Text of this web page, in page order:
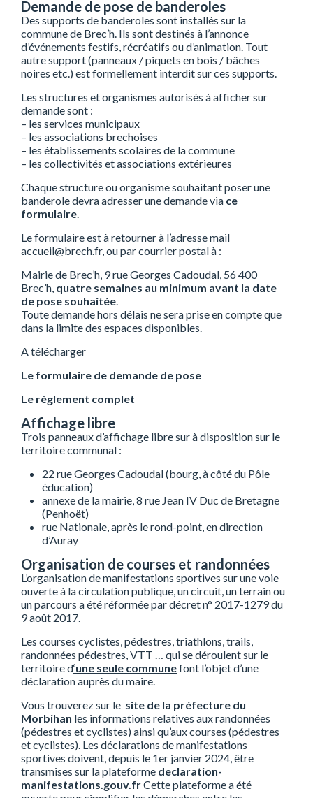
Demande de pose de banderoles
Des supports de banderoles sont installés sur la
commune de Brec’h. Ils sont destinés à l’annonce
d’événements festifs, récréatifs ou d’animation. Tout
autre support (panneaux / piquets en bois / bâches
noires etc.) est formellement interdit sur ces supports.
Les structures et organismes autorisés à afficher sur
demande sont :
– les services municipaux
– les associations brechoises
– les établissements scolaires de la commune
– les collectivités et associations extérieures
Chaque structure ou organisme souhaitant poser une
banderole devra adresser une demande via ce
formulaire.
Le formulaire est à retourner à l’adresse mail
accueil@brech.fr, ou par courrier postal à :
Mairie de Brec’h, 9 rue Georges Cadoudal, 56 400
Brec’h, quatre semaines au minimum avant la date
de pose souhaitée.
Toute demande hors délais ne sera prise en compte que
dans la limite des espaces disponibles.
A télécharger
Le formulaire de demande de pose
Le règlement complet
Affichage libre
Trois panneaux d’affichage libre sur à disposition sur le
territoire communal :
22 rue Georges Cadoudal (bourg, à côté du Pôle
éducation)
annexe de la mairie, 8 rue Jean IV Duc de Bretagne
(Penhoët)
rue Nationale, après le rond-point, en direction
d’Auray
Organisation de courses et randonnées
L’organisation de manifestations sportives sur une voie
ouverte à la circulation publique, un circuit, un terrain ou
un parcours a été réformée par décret n° 2017-1279 du
9 août 2017.
Les courses cyclistes, pédestres, triathlons, trails,
randonnées pédestres, VTT … qui se déroulent sur le
territoire d‘une seule communefont l’objet d’une
déclaration auprès du maire.
Vous trouverez sur le site de la préfecture du
Morbihan les informations relatives aux randonnées
(pédestres et cyclistes) ainsi qu’aux courses (pédestres
et cyclistes). Les déclarations de manifestations
sportives doivent, depuis le 1er janvier 2024, être
transmises sur la plateforme declaration-
manifestations.gouv.frCette plateforme a été